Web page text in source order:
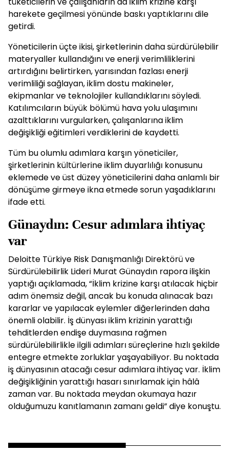
harekete geçilmesi yönünde baskı yaptıklarını dile
getirdi.
Yöneticilerin üçte ikisi, şirketlerinin daha sürdürülebilir
materyaller kullandığını ve enerji verimliliklerini
artırdığını belirtirken, yarısından fazlası enerji
verimliliği sağlayan, iklim dostu makineler,
ekipmanlar ve teknolojiler kullandıklarını söyledi.
Katılımcıların büyük bölümü hava yolu ulaşımını
azalttıklarını vurgularken, çalışanlarına iklim
değişikliği eğitimleri verdiklerini de kaydetti.
Tüm bu olumlu adımlara karşın yöneticiler,
şirketlerinin kültürlerine iklim duyarlılığı konusunu
eklemede ve üst düzey yöneticilerini daha anlamlı bir
dönüşüme girmeye ikna etmede sorun yaşadıklarını
ifade etti.
Günaydın: Cesur adımlara ihtiyaç
var
Deloitte Türkiye Risk Danışmanlığı Direktörü ve
Sürdürülebilirlik Lideri Murat Günaydın rapora ilişkin
yaptığı açıklamada, “İklim krizine karşı atılacak hiçbir
adım önemsiz değil, ancak bu konuda alınacak bazı
kararlar ve yapılacak eylemler diğerlerinden daha
önemli olabilir. İş dünyası iklim krizinin yarattığı
tehditlerden endişe duymasına rağmen
sürdürülebilirlikle ilgili adımları süreçlerine hızlı şekilde
entegre etmekte zorluklar yaşayabiliyor. Bu noktada
iş dünyasının atacağı cesur adımlara ihtiyaç var. İklim
değişikliğinin yarattığı hasarı sınırlamak için hâlâ
zaman var. Bu noktada meydan okumaya hazır
olduğumuzu kanıtlamanın zamanı geldi” diye konuştu.